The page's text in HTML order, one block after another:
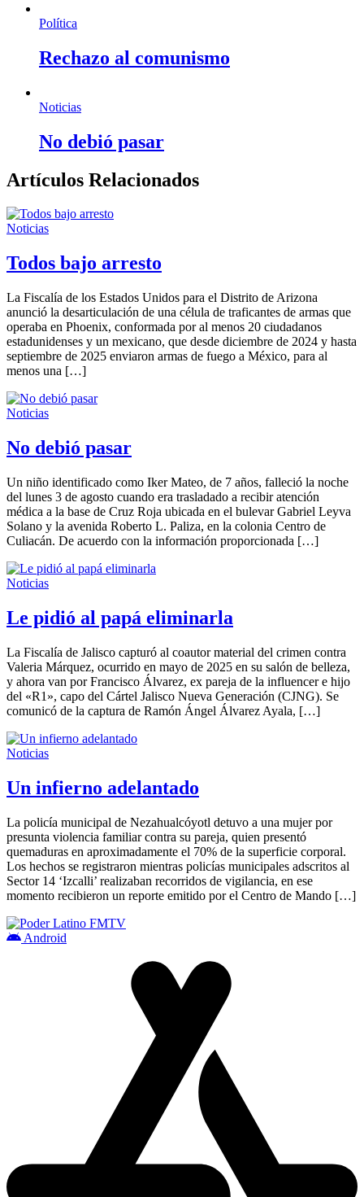
Política
Rechazo al comunismo
Noticias
No debió pasar
Artículos Relacionados
Noticias
Todos bajo arresto
La Fiscalía de los Estados Unidos para el Distrito de Arizona
anunció la desarticulación de una célula de traficantes de armas que
operaba en Phoenix, conformada por al menos 20 ciudadanos
estadunidenses y un mexicano, que desde diciembre de 2024 y hasta
septiembre de 2025 enviaron armas de fuego a México, para al
menos una […]
Noticias
No debió pasar
Un niño identificado como Iker Mateo, de 7 años, falleció la noche
del lunes 3 de agosto cuando era trasladado a recibir atención
médica a la base de Cruz Roja ubicada en el bulevar Gabriel Leyva
Solano y la avenida Roberto L. Paliza, en la colonia Centro de
Culiacán. De acuerdo con la información proporcionada […]
Noticias
Le pidió al papá eliminarla
La Fiscalía de Jalisco capturó al coautor material del crimen contra
Valeria Márquez, ocurrido en mayo de 2025 en su salón de belleza,
y ahora van por Francisco Álvarez, ex pareja de la influencer e hijo
del «R1», capo del Cártel Jalisco Nueva Generación (CJNG). Se
comunicó de la captura de Ramón Ángel Álvarez Ayala, […]
Noticias
Un infierno adelantado
La policía municipal de Nezahualcóyotl detuvo a una mujer por
presunta violencia familiar contra su pareja, quien presentó
quemaduras en aproximadamente el 70% de la superficie corporal.
Los hechos se registraron mientras policías municipales adscritos al
Sector 14 ‘Izcalli’ realizaban recorridos de vigilancia, en ese
momento recibieron un reporte emitido por el Centro de Mando […]
Android